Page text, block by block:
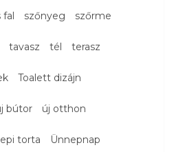
fal szőnyeg szőrme
tavasz tél terasz
Toalett dizájn
bútor új otthon
torta Ünnepnap